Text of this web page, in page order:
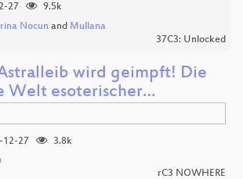
27
9.5k
Nocun and Mullana
37C3: Unlocked
wird geimpft! Die
Welt esoterischer…
12-27
3.8k
rC3 NOWHERE